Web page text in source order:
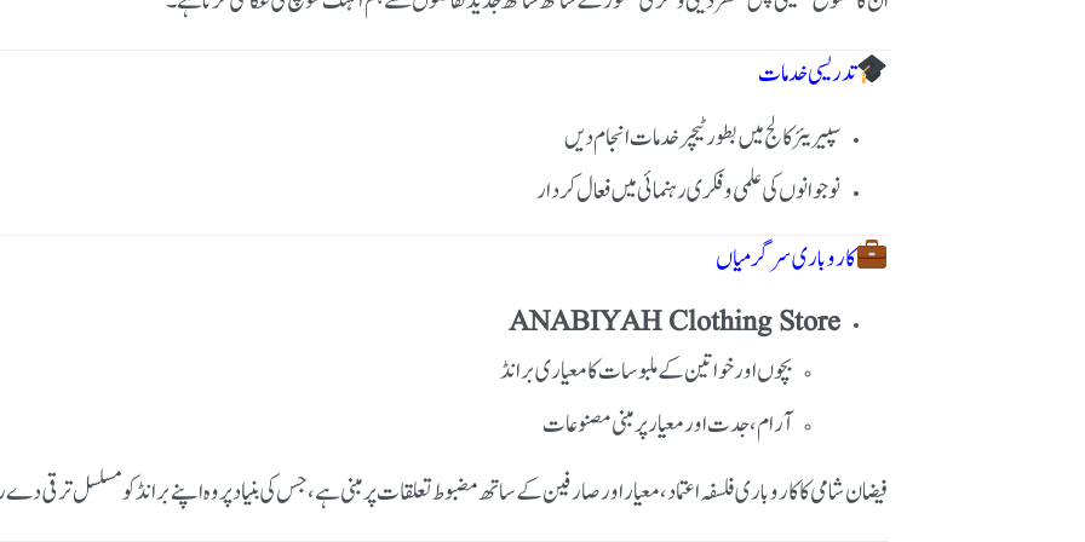
تدریسی خدمات
سپیریئر کالج میں بطور ٹیچر خدمات انجام دیں
نوجوانوں کی علمی و فکری رہنمائی میں فعال کردار
کاروباری سرگرمیاں
ANABIYAH Clothing Store
بچوں اور خواتین کے ملبوسات کا معیاری برانڈ
آرام، جدت اور معیار پر مبنی مصنوعات
فیضان شامی کا کاروباری فلسفہ اعتماد، معیار اور صارفین کے ساتھ مضبوط تعلقات پر مبنی ہے، جس کی بنیاد پر وہ اپنے برانڈ کو مسلسل ترقی